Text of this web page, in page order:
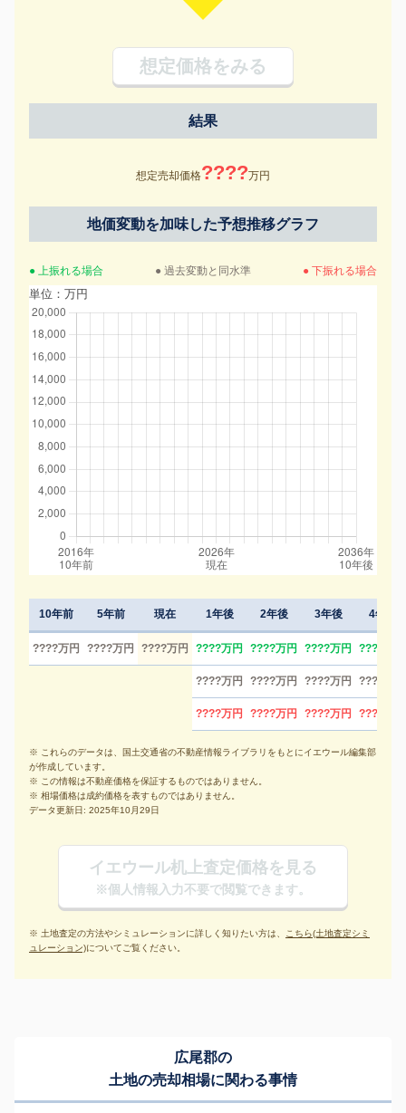
想定価格をみる
結果
想定売却価格????万円
地価変動を加味した予想推移グラフ
● 上振れる場合 ● 過去変動と同水準 ● 下振れる場合
単位：万円
10年前 5年前 現在
????万円 ????万円 ????万円
1年後 2年後 3年後 4年後
????万円 ????万円 ????万円 ????万円
????万円 ????万円 ????万円 ????万円
????万円 ????万円 ????万円 ????万円
※ これらのデータは、国土交通省の不動産情報ライブラリをもとにイエウール編集部
が作成しています。
※ この情報は不動産価格を保証するものではありません。
※ 相場価格は成約価格を表すものではありません。
データ更新日: 2025年10月29日
イエウール机上査定価格を見る
※個人情報入力不要で閲覧できます。
※ 土地査定の方法やシミュレーションに詳しく知りたい方は、 こちら(土地査定シミ
ュレーション)についてご覧ください。
広尾郡の
土地の売却相場に関わる事情